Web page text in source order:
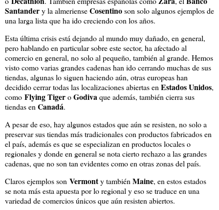
Santandery la almerienseCosentinoson solo algunos ejemplos de
una larga lista que ha ido creciendo con los años.
Esta última crisis está dejando al mundo muy dañado, en general,
pero hablando en particular sobre este sector, ha afectado al
comercio en general, no solo al pequeño, también al grande. Hemos
visto como varias grandes cadenas han ido cerrando muchas de sus
tiendas, algunas lo siguen haciendo aún, otras europeas han
decidido cerrar todas las localizaciones abiertas en Estados Unidos,
como Flying TigeroGodivaque además, también cierra sus
tiendas en Canadá.
A pesar de eso, hay algunos estados que aún se resisten, no solo a
preservar sus tiendas más tradicionales con productos fabricados en
el país, además es que se especializan en productos locales o
regionales y donde en general se nota cierto rechazo a las grandes
cadenas, que no son tan evidentes como en otras zonas del país.
Claros ejemplos son Vermonty también Maine, en estos estados
se nota más esta apuesta por lo regional y eso se traduce en una
variedad de comercios únicos que aún resisten abiertos.